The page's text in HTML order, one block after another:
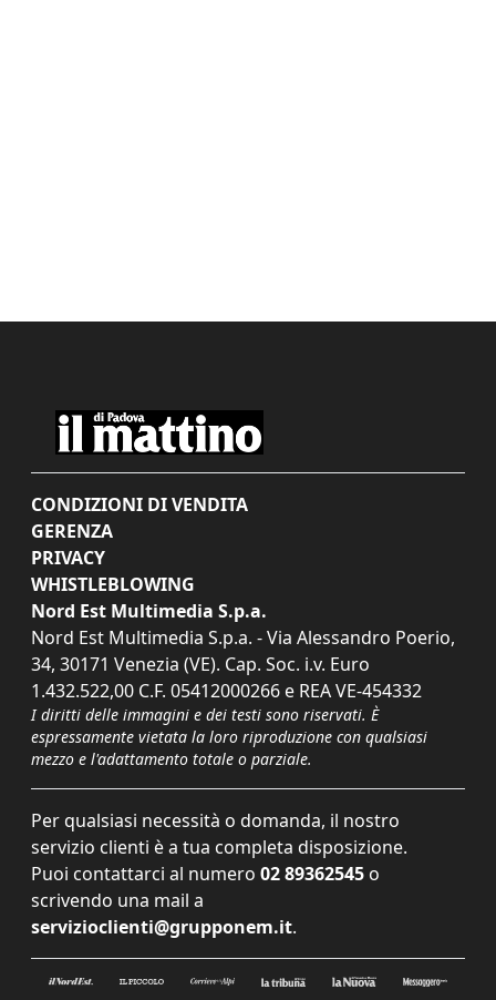
CONDIZIONI DI VENDITA
GERENZA
PRIVACY
WHISTLEBLOWING
Nord Est Multimedia S.p.a.
Nord Est Multimedia S.p.a. - Via Alessandro Poerio,
34, 30171 Venezia (VE). Cap. Soc. i.v. Euro
1.432.522,00 C.F. 05412000266 e REA VE-454332
I diritti delle immagini e dei testi sono riservati. È
espressamente vietata la loro riproduzione con qualsiasi
mezzo e l'adattamento totale o parziale.
Per qualsiasi necessità o domanda, il nostro
servizio clienti è a tua completa disposizione.
Puoi contattarci al numero 02 89362545 o
scrivendo una mail a
servizioclienti@grupponem.it.